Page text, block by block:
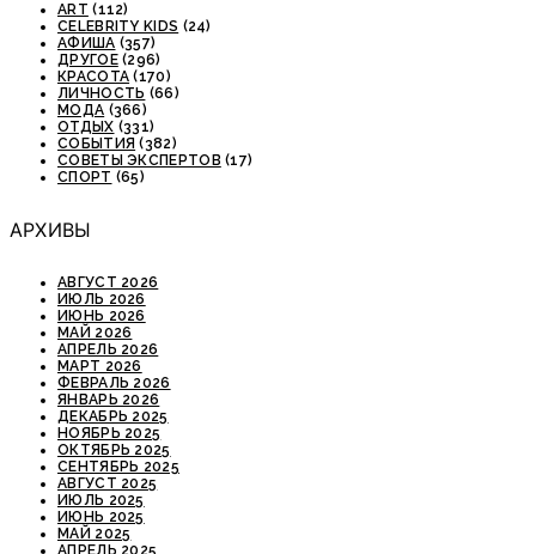
ART (112)
CELEBRITY KIDS (24)
АФИША (357)
ДРУГОЕ(296)
КРАСОТА (170)
ЛИЧНОСТЬ (66)
МОДА (366)
ОТДЫХ (331)
СОБЫТИЯ (382)
СОВЕТЫ ЭКСПЕРТОВ (17)
СПОРТ (65)
АРХИВЫ
АВГУСТ 2026
ИЮЛЬ 2026
ИЮНЬ 2026
МАЙ 2026
АПРЕЛЬ 2026
МАРТ 2026
ФЕВРАЛЬ 2026
ЯНВАРЬ 2026
ДЕКАБРЬ 2025
НОЯБРЬ 2025
ОКТЯБРЬ 2025
СЕНТЯБРЬ 2025
АВГУСТ 2025
ИЮЛЬ 2025
ИЮНЬ 2025
МАЙ 2025
АПРЕЛЬ 2025